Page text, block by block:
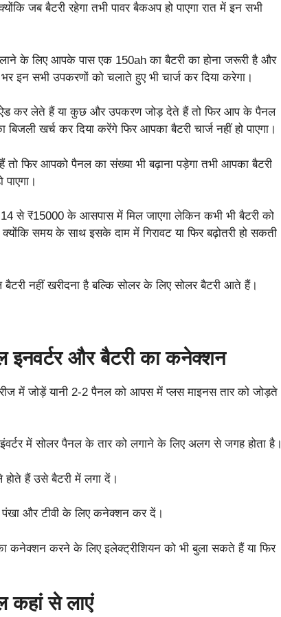
जब बैटरी रहेगा तभी पावर बैकअप हो पाएगा रात में इन सभी
के लिए आपके पास एक 150ah का बैटरी का होना जरूरी है और
सभी उपकरणों को चलाते हुए भी चार्ज कर दिया करेगा।
कर लेते हैं या कुछ और उपकरण जोड़ देते हैं तो फिर आप के पैनल
खर्च कर दिया करेंगे फिर आपका बैटरी चार्ज नहीं हो पाएगा।
फिर आपको पैनल का संख्या भी बढ़ाना पड़ेगा तभी आपका बैटरी
से ₹15000 के आसपास में मिल जाएगा लेकिन कभी भी बैटरी को
समय के साथ इसके दाम में गिरावट या फिर बढ़ोतरी हो सकती
नहीं खरीदना है बल्कि सोलर के लिए सोलर बैटरी आते हैं।
इनवर्टर और बैटरी का कनेक्शन
में जोड़ें यानी 2-2 पैनल को आपस में प्लस माइनस तार को जोड़ते
में सोलर पैनल के तार को लगाने के लिए अलग से जगह होता है।
होते हैं उसे बैटरी में लगा दें।
और टीवी के लिए कनेक्शन कर दें।
कनेक्शन करने के लिए इलेक्ट्रीशियन को भी बुला सकते हैं या फिर
कहां से लाएं